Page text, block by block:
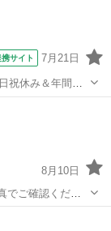
携サイト 7月21日
祝休み＆年間休
無料駐車場あり
》 人気の
8月10日
ご確認くださ
くお願いします